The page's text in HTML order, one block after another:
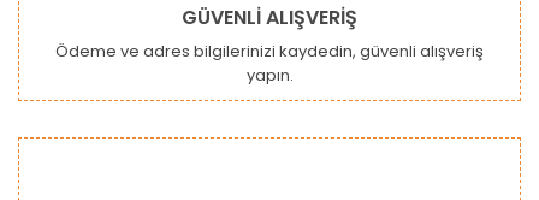
GÜVENLİ ALIŞVERİŞ
Ödeme ve adres bilgilerinizi kaydedin, güvenli alışveriş
yapın.